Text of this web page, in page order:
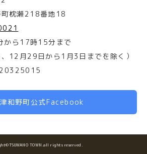
町枕瀬218番地18
から17時15分まで
、12月29日から1月3日までを除く）
津和野町公式Facebook
TOWN.all rights reserved.